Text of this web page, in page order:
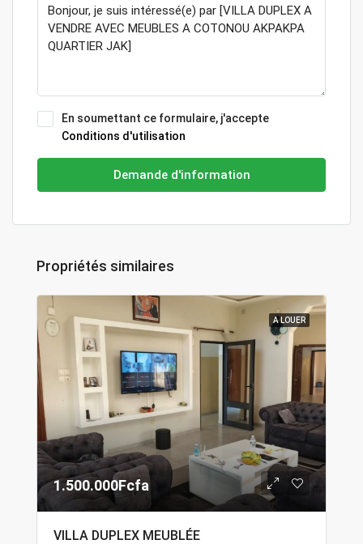
En soumettant ce formulaire, j'accepte
Conditions d'utilisation
Demande d'information
Propriétés similaires
A LOUER
1.500.000Fcfa
VILLA DUPLEX MEUBLÉE